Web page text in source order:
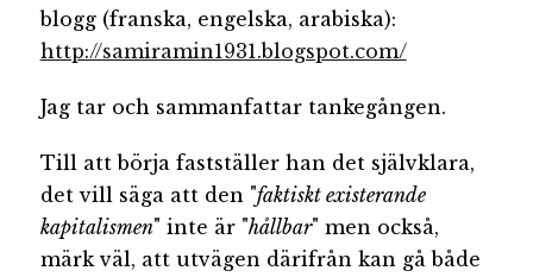
blogg (franska, engelska, arabiska):
http://samiramin1931.blogspot.com/
Jag tar och sammanfattar tankegången.
Till att börja fastställer han det självklara,
det vill säga att den "faktiskt existerande
kapitalismen" inte är "hållbar" men också,
märk väl, att utvägen därifrån kan gå både